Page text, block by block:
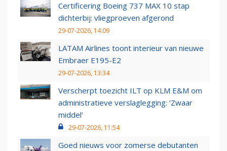
Certificering Boeing 737 MAX 10 stap
dichterbij: vliegproeven afgerond
29-07-2026, 14:09
LATAM Airlines toont interieur van nieuwe
Embraer E195-E2
29-07-2026, 13:34
Verscherpt toezicht ILT op KLM E&M om
administratieve verslaglegging: ‘Zwaar
middel’
29-07-2026, 11:54
Goed nieuws voor zomerse debutanten